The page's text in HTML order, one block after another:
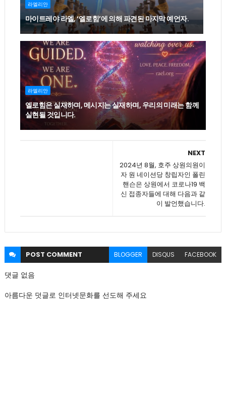
라엘리안
마이트레야 라엘, ‘엘로힘’에 의해 파견된 마지막 예언자.
라엘리안
엘로힘은 실재하며, 메시지는 실재하며, 우리의 미래는 함께
실현될 것입니다.
NEXT
2024년 8월, 호주 상원의원이
자 원 네이션당 창립자인 폴린
핸슨은 상원에서 코로나19 백
신 접종자들에 대해 다음과 같
이 발언했습니다.
POST COMMENT BLOGGER DISQUS FACEBOOK
댓글 없음
아름다운 덧글로 인터넷문화를 선도해 주세요